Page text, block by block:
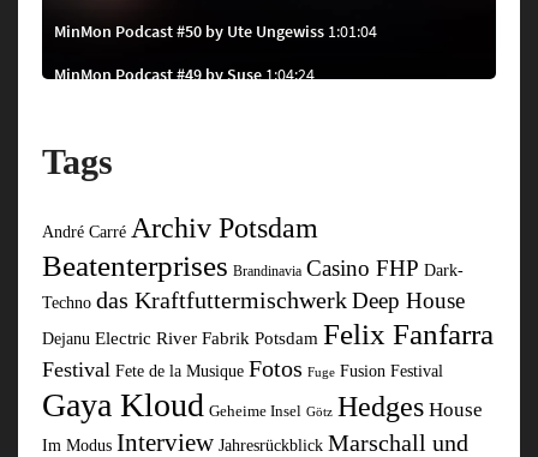
Tags
André Carré Archiv Potsdam
Beatenterprises Brandinavia Casino FHP Dark-
Techno das KraftfuttermischwerkDeep House
Dejanu Electric River Fabrik Potsdam Felix Fanfarra
Festival Fete de la Musique Fotos Fuge Fusion Festival
Gaya Kloud Geheime Insel Götz Hedges House
Im Modus Interview Jahresrückblick Marschall und